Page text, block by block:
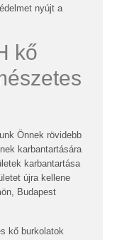
nyújt a
kő
Önnek rövidebb
karbantartására
karbantartása
újra kellene
Budapest
kő burkolatok